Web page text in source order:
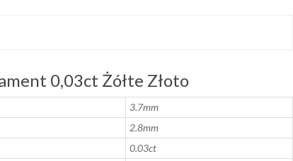
0,03ct Żółte Złoto
3.7mm
2.8mm
0.03ct